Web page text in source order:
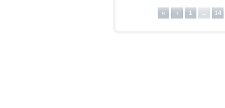
глобального проекта
« ‹ 1 ... 14